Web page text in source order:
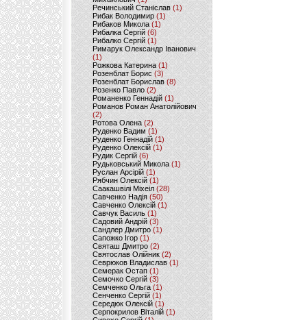
Речинський Станіслав (1)
Рибак Володимир(1)
Рибаков Микола(1)
Рибалка Сергій (6)
Рибалко Сергій (1)
Римарук Олександр Іванович
(1)
Рожкова Катерина(1)
Розенблат Борис (3)
Розенблат Борислав (8)
Розенко Павло (2)
Романенко Геннадій (1)
Романов Роман Анатолійович
(2)
Ротова Олена(2)
Руденко Вадим (1)
Руденко Геннадій (1)
Руденко Олексій(1)
Рудик Сергій(6)
Рудьковський Микола (1)
Руслан Арсірій(1)
Рябчин Олексій (1)
Саакашвілі Міхеіл(28)
Савченко Надія (50)
Савченко Олексій(1)
Савчук Василь (1)
Садовий Андрій (3)
Сандлер Дмитро(1)
Сапожко Ігор(1)
Святаш Дмитро (2)
Святослав Олійник (2)
Севрюков Владислав (1)
Семерак Остап (1)
Семочко Сергій (3)
Семченко Ольга (1)
Сенченко Сергій(1)
Середюк Олексій(1)
Серпокрилов Віталій(1)